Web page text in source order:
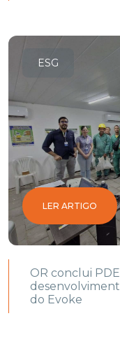
ESG
LER ARTIGO
OR conclui
do Evoke